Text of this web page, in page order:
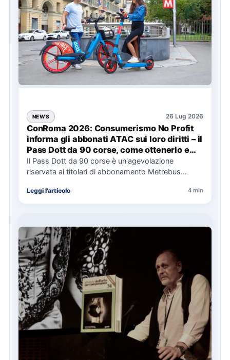
NEWS 26 Lug 2026
ConRoma 2026: Consumerismo No Profit
informa gli abbonati ATAC sui loro diritti – il
Pass Dott da 90 corse, come ottenerlo e
cosa spetta in caso di disservizi
Il Pass Dott da 90 corse è un'agevolazione
riservata ai titolari di abbonamento Metrebus
Leggi l'articolo 4 min